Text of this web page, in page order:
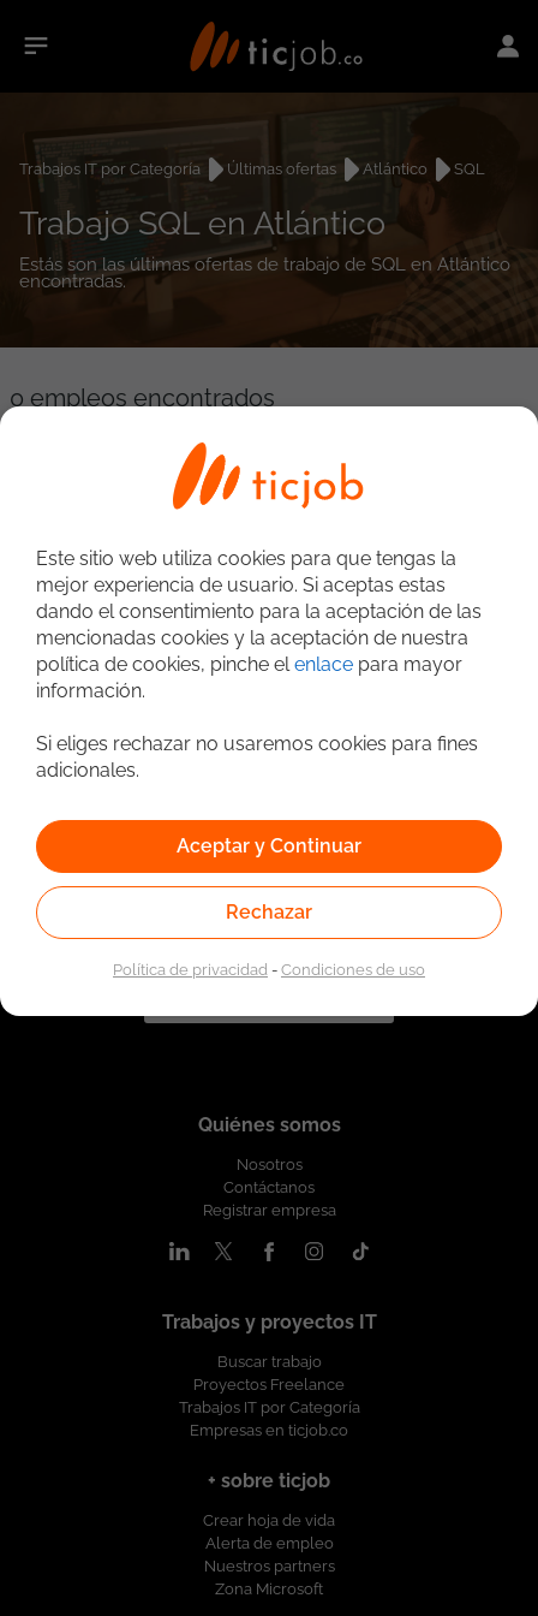
Trabajos IT por Categoría Últimas ofertas Atlántico SQL
Trabajo SQL en Atlántico
Estás son las últimas ofertas de trabajo de SQL en Atlántico
encontradas.
0 empleos encontrados
Búsqueda avanzada
Vinculado a la red de prestadores del Servicio Público de
Empleo. Autorizado por la Unidad Administrativa Especial
Quiénes somos
Nosotros
Contáctanos
Registrar empresa
Trabajos y proyectos IT
Buscar trabajo
Proyectos Freelance
Trabajos IT por Categoría
Empresas en ticjob.co
+ sobre ticjob
Crear hoja de vida
Alerta de empleo
Nuestros partners
Zona Microsoft
Este sitio web utiliza cookies para que tengas la
mejor experiencia de usuario. Si aceptas estas
dando el consentimiento para la aceptación de las
mencionadas cookies y la aceptación de nuestra
política de cookies, pinche elenlace para mayor
información.
Si eliges rechazar no usaremos cookies para fines
adicionales.
Aceptar y Continuar
Rechazar
Política de privacidad -Condiciones de uso